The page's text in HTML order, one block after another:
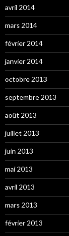
avril 2014
mars 2014
février 2014
janvier 2014
octobre 2013
septembre 2013
août 2013
juillet 2013
juin 2013
mai 2013
avril 2013
mars 2013
février 2013